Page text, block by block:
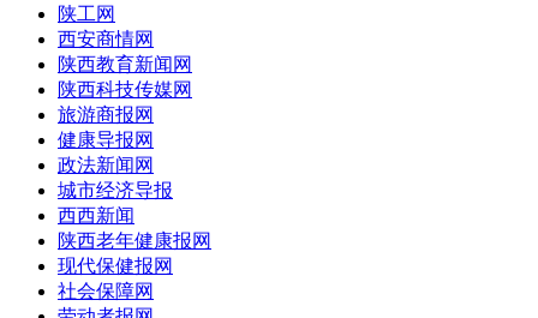
陕工网
西安商情网
陕西教育新闻网
陕西科技传媒网
旅游商报网
健康导报网
政法新闻网
城市经济导报
西西新闻
陕西老年健康报网
现代保健报网
社会保障网